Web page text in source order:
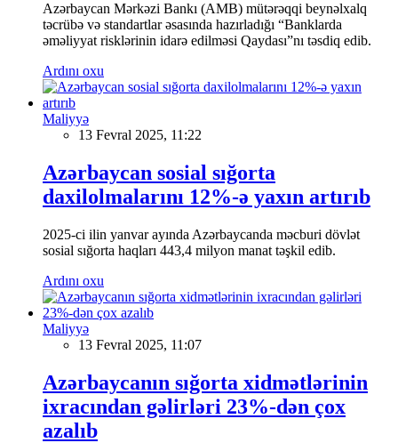
Azərbaycan Mərkəzi Bankı (AMB) mütərəqqi beynəlxalq
təcrübə və standartlar əsasında hazırladığı “Banklarda
əməliyyat risklərinin idarə edilməsi Qaydası”nı təsdiq edib.
Ardını oxu
Maliyyə
13 Fevral 2025, 11:22
Azərbaycan sosial sığorta
daxilolmalarını 12%-ə yaxın artırıb
2025-ci ilin yanvar ayında Azərbaycanda məcburi dövlət
sosial sığorta haqları 443,4 milyon manat təşkil edib.
Ardını oxu
Maliyyə
13 Fevral 2025, 11:07
Azərbaycanın sığorta xidmətlərinin
ixracından gəlirləri 23%-dən çox
azalıb